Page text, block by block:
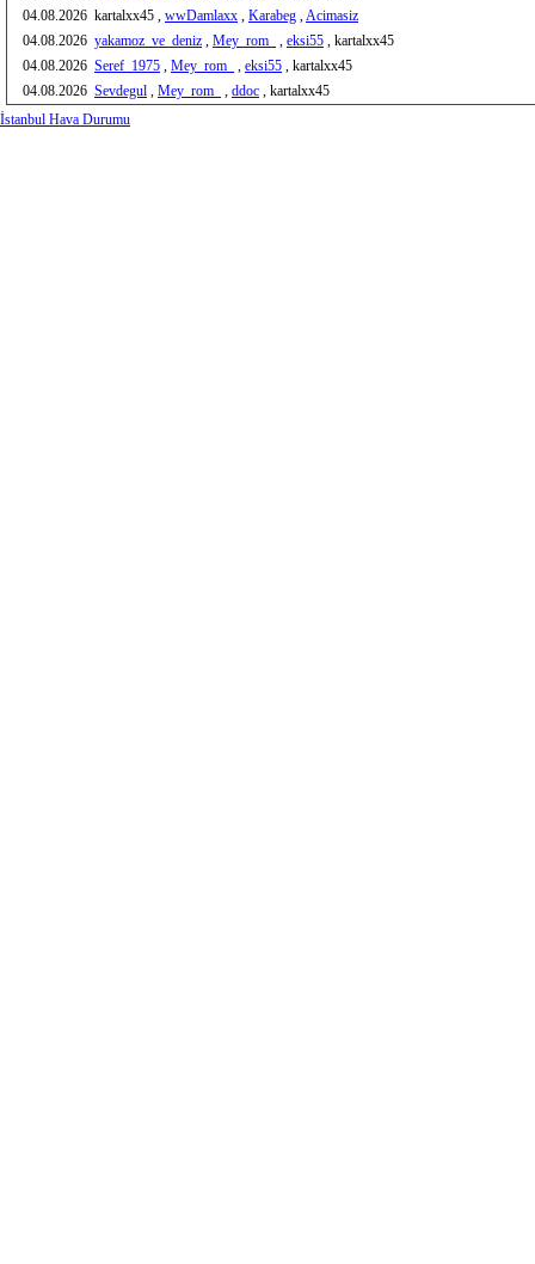
04.08.2026 kartalxx45 , wwDamlaxx , Karabeg ,Acimasiz
04.08.2026 yakamoz_ve_deniz , Mey_rom_ , eksi55 , kartalxx45
04.08.2026 Seref_1975 , Mey_rom_ , eksi55 , kartalxx45
04.08.2026 Sevdegul , Mey_rom_ , ddoc , kartalxx45
İstanbul Hava Durumu